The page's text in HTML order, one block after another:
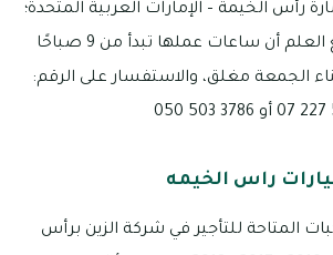
رأس الخيمة – الإمارات العربية المتحدة؛
، مع العلم أن ساعات عملها تبدأ من 9 صباحًا
الجمعة مغلق، والاستفسار على الرقم:
راس الخيمه
المتاحة للتأجير في شركة الزين برأس